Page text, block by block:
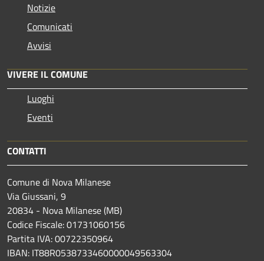
Notizie
Comunicati
Avvisi
VIVERE IL COMUNE
Luoghi
Eventi
CONTATTI
Comune di Nova Milanese
Via Giussani, 9
20834 - Nova Milanese (MB)
Codice Fiscale: 01731060156
Partita IVA: 00722350964
IBAN: IT88R0538733460000049563304